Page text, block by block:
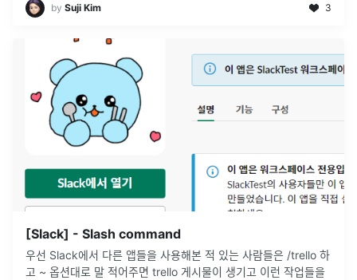
by Suji Kim 3
[Slack] - Slash command
우선 Slack에서 다른 앱들을 사용해본 적 있는 사람들은 /trello 하
고 ~ 옵션대로 말 적어주면 trello 게시물이 생기고 이런 작업들을